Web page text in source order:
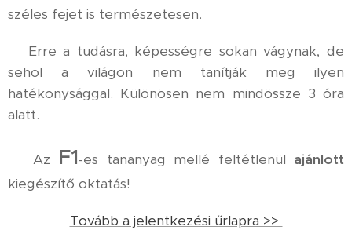
széles fejet is természetesen.
Erre a tudásra, képességre sokan vágynak, de
sehol a világon nem tanítják meg ilyen
hatékonysággal. Különösen nem mindössze 3 óra
alatt.
Az F1-es tananyag mellé feltétlenül ajánlott
kiegészítő oktatás!
Tovább a jelentkezési űrlapra >>